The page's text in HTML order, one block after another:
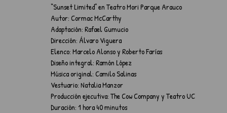
“Sunset Limited” en Teatro Mori Parque Arauco
Autor: Cormac McCarthy
Adaptación: Rafael Gumucio
Dirección: Álvaro Viguera
Elenco: Marcelo Alonso y Roberto Farías
Diseño integral: Ramón López
Música original: Camilo Salinas
Vestuario: Natalia Manzor
Producción ejecutiva: The Cow Company y Teatro UC
Duración: 1 hora 40 minutos